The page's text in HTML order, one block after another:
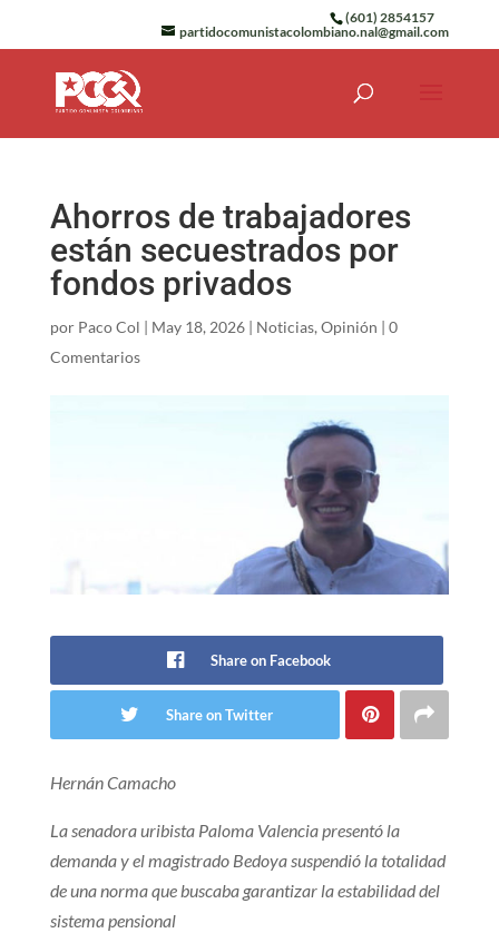
(601) 2854157
partidocomunistacolombiano.nal@gmail.com
Ahorros de trabajadores
están secuestrados por
fondos privados
por Paco Col | May 18, 2026| Noticias, Opinión | 0
Comentarios
Share on Facebook
Share on Twitter
Hernán Camacho
La senadora uribista Paloma Valencia presentó la
demanda y el magistrado Bedoya suspendió la totalidad
de una norma que buscaba garantizar la estabilidad del
sistema pensional